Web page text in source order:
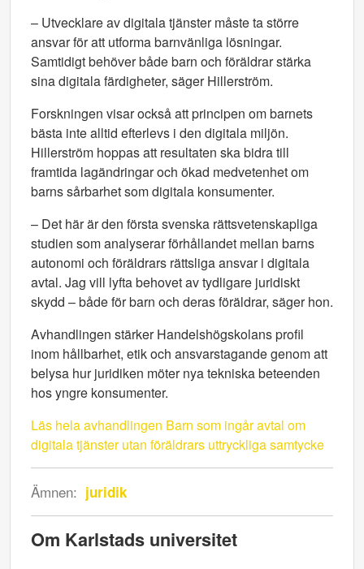
– Utvecklare av digitala tjänster måste ta större
ansvar för att utforma barnvänliga lösningar.
Samtidigt behöver både barn och föräldrar stärka
sina digitala färdigheter, säger Hillerström.
Forskningen visar också att principen om barnets
bästa inte alltid efterlevs i den digitala miljön.
Hillerström hoppas att resultaten ska bidra till
framtida lagändringar och ökad medvetenhet om
barns sårbarhet som digitala konsumenter.
– Det här är den första svenska rättsvetenskapliga
studien som analyserar förhållandet mellan barns
autonomi och föräldrars rättsliga ansvar i digitala
avtal. Jag vill lyfta behovet av tydligare juridiskt
skydd – både för barn och deras föräldrar, säger hon.
Avhandlingen stärker Handelshögskolans profil
inom hållbarhet, etik och ansvarstagande genom att
belysa hur juridiken möter nya tekniska beteenden
hos yngre konsumenter.
Läs hela avhandlingen Barn som ingår avtal om
digitala tjänster utan föräldrars uttryckliga samtycke
Ämnen: juridik
Om Karlstads universitet